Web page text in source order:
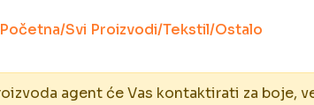
Početna/Svi Proizvodi/Tekstil/Ostalo
agent će Vas kontaktirati za boje,